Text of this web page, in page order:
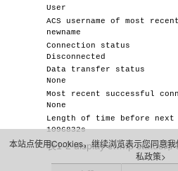
User
ACS username of most
newname
Disconnected
Data
None
Most recent successful
None
Length of time before next
1096832s
表1-2 display cwmp status命
本站点使用Cookies，继续浏览表示您同意
私政策>